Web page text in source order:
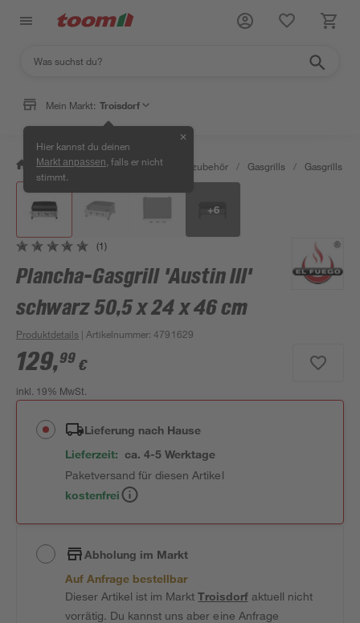
Mein Markt: Troisdorf
Hier kannst du deinen
Markt anpassen , falls er nicht
stimmt.
✕
/ Garten & Freizeit / Grills & Grillzubehör / Gasgrills / Gasgrills
+6
(1)
Plancha-Gasgrill 'Austin III'
schwarz 50,5 x 24 x 46 cm
Produktdetails | Artikelnummer:4791629
129,99 €
inkl. 19% MwSt.
Lieferung nach Hause
Lieferzeit: ca. 4-5 Werktage
Paketversand für diesen Artikel
kostenfrei
Abholung im Markt
Auf Anfrage bestellbar
Dieser Artikel ist im MarktTroisdorfaktuell nicht
vorrätig. Du kannst uns aber eine Anfrage